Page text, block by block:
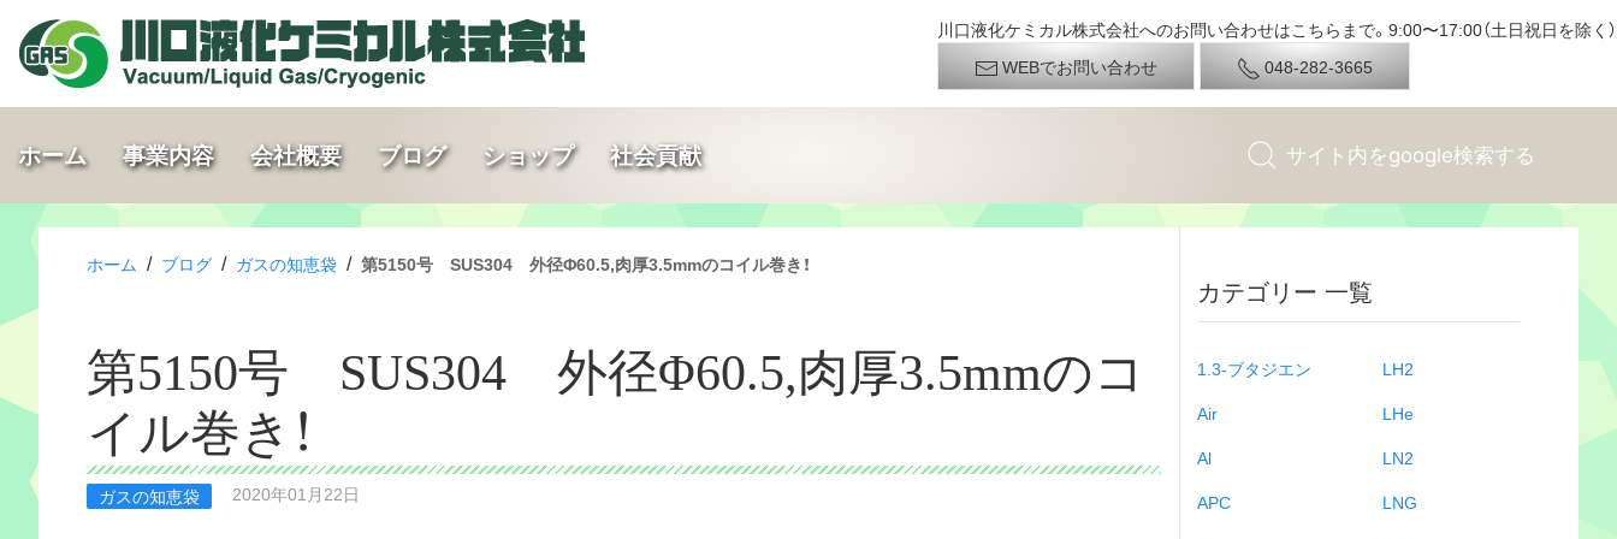
川口液化ケミカル株式会社へのお問い合わせはこちらまで。9:00〜17:00（土日祝日を除く）
WEBでお問い合わせ
048-282-3665
ホーム 事業内容 会社概要 ブログ ショップ 社会貢献
ホーム / ブログ / ガスの知恵袋 / 第5150号 SUS304 外径Φ60.5,肉厚3.5mmのコイル巻き！
第5150号 SUS304 外径Φ60.5,肉厚3.5mmのコ
イル巻き！
ガスの知恵袋 2020年01月22日
カテゴリー 一覧
1.3-ブタジエン
Air
Al
APC
LH2
LHe
LN2
LNG